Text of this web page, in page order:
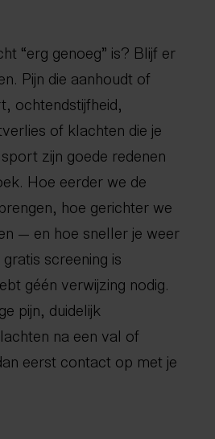
“erg genoeg” is? Blijf er
Pijn die aanhoudt of
ochtendstijfheid,
of klachten die je
zijn goede redenen
Hoe eerder we de
hoe gerichter we
— en hoe sneller je weer
screening is
géén verwijzing nodig.
pijn, duidelijk
na een val of
eerst contact op met je